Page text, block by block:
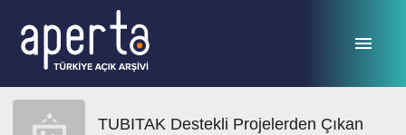
TUBITAK Destekli Projelerden Çıkan